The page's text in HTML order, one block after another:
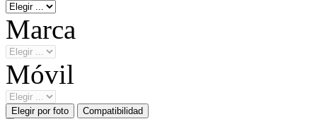
Marca
Móvil